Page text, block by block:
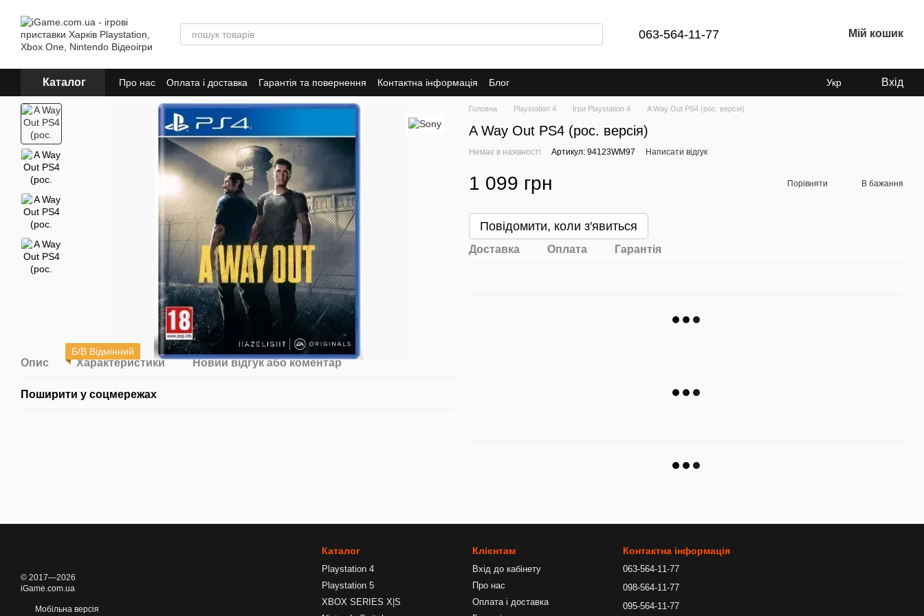
063-564-11-77 Мій кошик
Каталог Про нас Оплата і доставка Гарантія та повернення Контактна інформація Блог Укр Вхід
Б/В Відмінний
Опис Характеристики Новий відгук або коментар
Поширити у соцмережах
Головна Playstation 4 Ігри Playstation 4 A Way Out PS4 (рос. версія)
A Way Out PS4 (рос. версія)
Немає в наявності Артикул: 94123WM97 Написати відгук
1 099 грн Порівняти В бажання
Повідомити, коли з'явиться
Доставка Оплата Гарантія
© 2017—2026
iGame.com.ua
Мобільна версія
Каталог
Playstation 4
Playstation 5
XBOX SERIES X|S
Клієнтам
Вхід до кабінету
Про нас
Оплата і доставка
Контактна інформація
063-564-11-77
098-564-11-77
095-564-11-77